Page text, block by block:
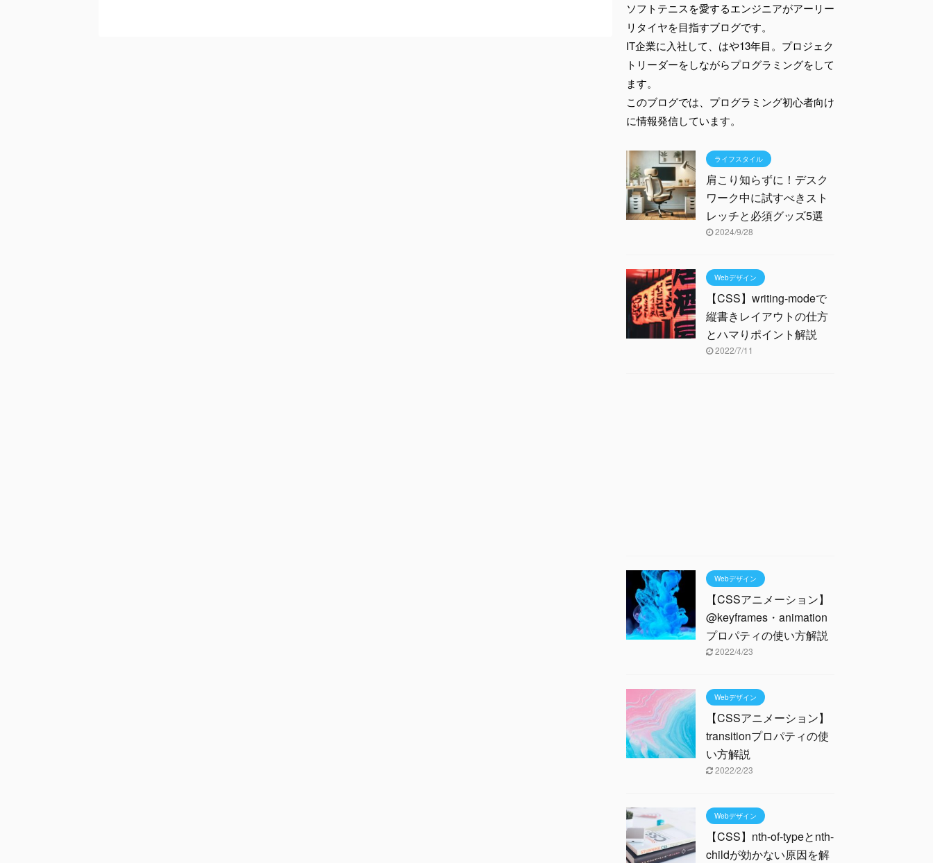
ソフトテニスを愛するエンジニアがアーリー
リタイヤを目指すブログです。
IT企業に入社して、はや13年目。プロジェク
トリーダーをしながらプログラミングをして
ます。
このブログでは、プログラミング初心者向け
に情報発信しています。
ライフスタイル
肩こり知らずに！デスク
ワーク中に試すべきスト
レッチと必須グッズ5選
2024/9/28
Webデザイン
【CSS】writing-modeで
縦書きレイアウトの仕方
とハマりポイント解説
2022/7/11
Webデザイン
【CSSアニメーション】
@keyframes・animation
プロパティの使い方解説
2022/4/23
Webデザイン
【CSSアニメーション】
transitionプロパティの使
い方解説
2022/2/23
Webデザイン
【CSS】nth-of-typeとnth-
childが効かない原因を解